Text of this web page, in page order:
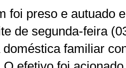
foi preso e autuado
de segunda-feira
familiar